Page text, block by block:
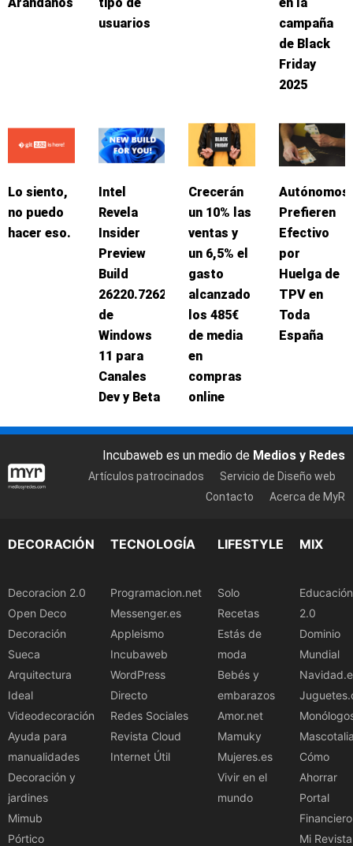
usuarios
campaña
de Black
Friday
2025
Lo siento,
no puedo
hacer eso.
Intel
Revela
Insider
Preview
Build
26220.7262
de
Windows
11 para
Canales
Dev y Beta
Crecerán
un 10% las
ventas y
un 6,5% el
gasto
alcanzado
los 485€
de media
en
compras
online
Autónomos
Prefieren
Efectivo
por
Huelga de
TPV en
Toda
España
Incubaweb es un medio de Medios y Redes
Artículos patrocinados
Servicio de Diseño web
Contacto
Acerca de MyR
DECORACIÓN
Decoracion 2.0
Open Deco
Decoración
Sueca
Arquitectura
Ideal
Videodecoración
Ayuda para
manualidades
Decoración y
jardines
Mimub
Pórtico
TECNOLOGÍA
Programacion.net
Messenger.es
Appleismo
Incubaweb
WordPress
Directo
Redes Sociales
Revista Cloud
Internet Útil
LIFESTYLE
Solo
Recetas
Estás de
moda
Bebés y
embarazos
Amor.net
Mamuky
Mujeres.es
Vivir en el
mundo
MIX
Educación
2.0
Dominio
Mundial
Cómo
Ahorrar
Portal
Financiero
Mi Revista